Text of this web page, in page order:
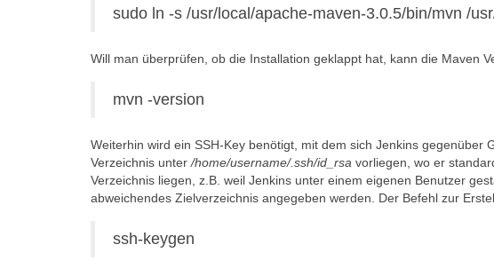
sudo ln -s /usr/local/apache-maven-3.0.5/bin/mvn /
Will man überprüfen, ob die Installation geklappt hat, kann die Maven
mvn -version
Weiterhin wird ein SSH-Key benötigt, mit dem sich Jenkins gegenüber
Verzeichnis unter /home/username/.ssh/id_rsa vorliegen, wo er
Verzeichnis liegen, z.B. weil Jenkins unter einem eigenen Benutzer
abweichendes Zielverzeichnis angegeben werden. Der Befehl zur
ssh-keygen